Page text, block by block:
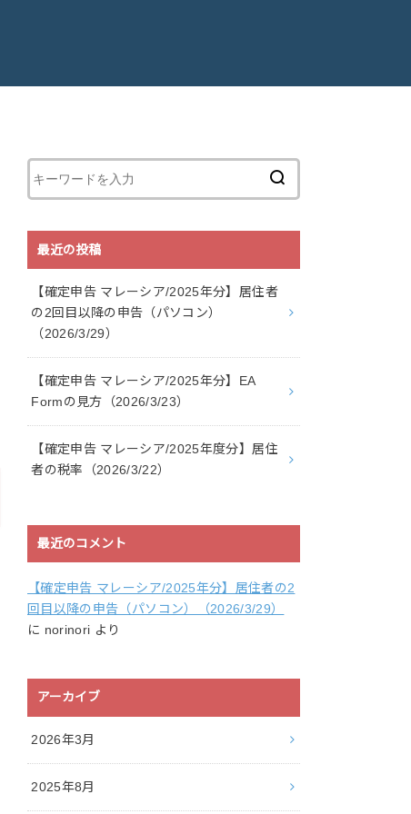
最近の投稿
【確定申告 マレーシア/2025年分】居住者
の2回目以降の申告（パソコン）
（2026/3/29）
【確定申告 マレーシア/2025年分】EA
Formの見方（2026/3/23）
【確定申告 マレーシア/2025年度分】居住
者の税率（2026/3/22）
最近のコメント
【確定申告 マレーシア/2025年分】居住者の2
回目以降の申告（パソコン）（2026/3/29）
に norinori より
アーカイブ
2026年3月
2025年8月